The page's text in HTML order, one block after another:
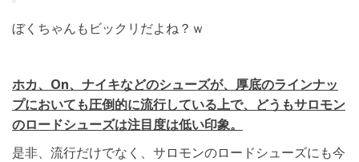
ぼくちゃんもビックリだよね？ｗ
ホカ、On、ナイキなどのシューズが、厚底のラインナッ
プにおいても圧倒的に流行している上で、どうもサロモン
のロードシューズは注目度は低い印象。
是非、流行だけでなく、サロモンのロードシューズにも今